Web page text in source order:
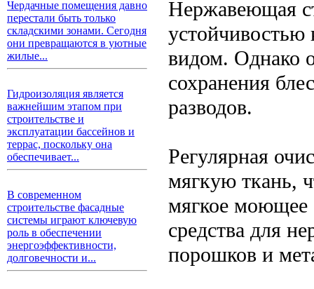
Чердачные помещения давно
перестали быть только
складскими зонами. Сегодня
они превращаются в уютные
жилые...
Гидроизоляция является
важнейшим этапом при
строительстве и
эксплуатации бассейнов и
террас, поскольку она
обеспечивает...
В современном
строительстве фасадные
системы играют ключевую
роль в обеспечении
энергоэффективности,
долговечности и...
Нержавеющая
видом. Однако
сохранения
разводов.
Регулярная
мягкую ткань,
мягкое моющее
средства для
порошков и